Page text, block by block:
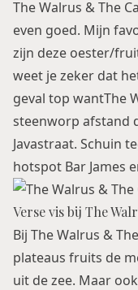
The Walrus & The
even goed. Mijn
zijn deze oester/
weet je zeker dat
geval top wantThe
steenworp afstand
Javastraat. Schuin
hotspot Bar James
Verse vis bij The
Bij The Walrus &
plateaus fruits de
uit de zee. Maar